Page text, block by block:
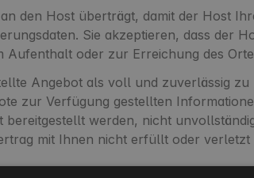
den Host überträgt, damit der Host
Sie akzeptieren, dass der
Aufenthalt oder zur Erreichung des
Angebot als voll und zuverlässig zu
zur Verfügung gestellten
werden, nicht
mit Ihnen nicht erfüllt oder verletzt